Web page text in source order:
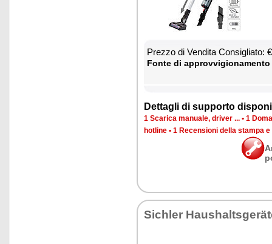
Prez­zo di Ven­di­ta Con­si­glia­to:
Fon­te di
Det­ta­gli di sup­por­to
1 Sca­ri­ca ma­nua­le, dri­ver ... • 1
ho­tli­ne • 1 Re­cen­sio­ni del­la stam­pa
Si­chler